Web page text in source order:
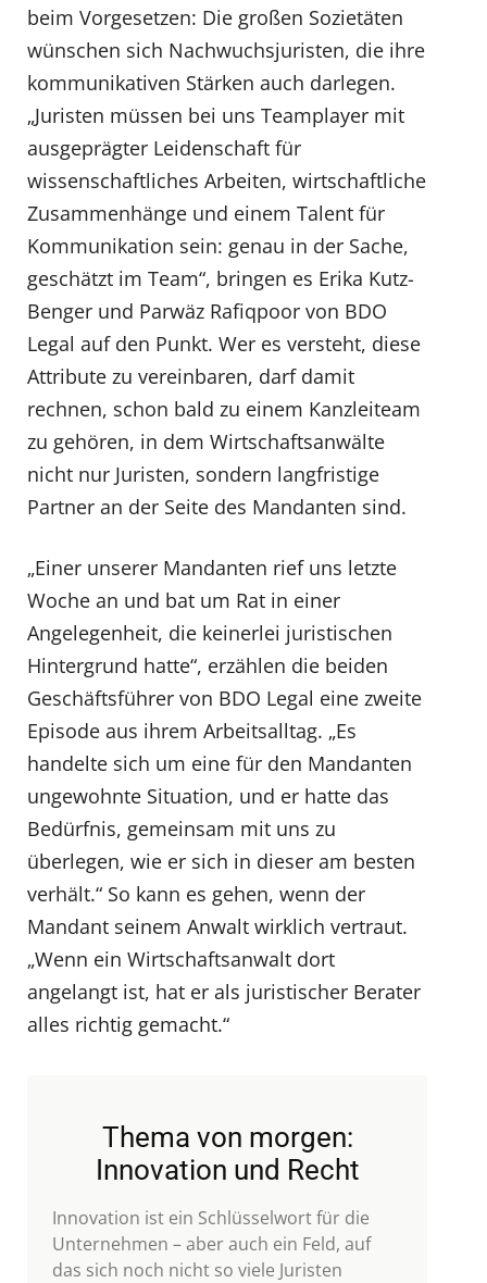
beim Vorgesetzen: Die großen Sozietäten
wünschen sich Nachwuchsjuristen, die ihre
kommunikativen Stärken auch darlegen.
„Juristen müssen bei uns Teamplayer mit
ausgeprägter Leidenschaft für
wissenschaftliches Arbeiten, wirtschaftliche
Zusammenhänge und einem Talent für
Kommunikation sein: genau in der Sache,
geschätzt im Team“, bringen es Erika Kutz-
Benger und Parwäz Rafiqpoor von BDO
Legal auf den Punkt. Wer es versteht, diese
Attribute zu vereinbaren, darf damit
rechnen, schon bald zu einem Kanzleiteam
zu gehören, in dem Wirtschaftsanwälte
nicht nur Juristen, sondern langfristige
Partner an der Seite des Mandanten sind.
„Einer unserer Mandanten rief uns letzte
Woche an und bat um Rat in einer
Angelegenheit, die keinerlei juristischen
Hintergrund hatte“, erzählen die beiden
Geschäftsführer von BDO Legal eine zweite
Episode aus ihrem Arbeitsalltag. „Es
handelte sich um eine für den Mandanten
ungewohnte Situation, und er hatte das
Bedürfnis, gemeinsam mit uns zu
überlegen, wie er sich in dieser am besten
verhält.“ So kann es gehen, wenn der
Mandant seinem Anwalt wirklich vertraut.
„Wenn ein Wirtschaftsanwalt dort
angelangt ist, hat er als juristischer Berater
alles richtig gemacht.“
Thema von morgen:
Innovation und Recht
Innovation ist ein Schlüsselwort für die
Unternehmen – aber auch ein Feld, auf
das sich noch nicht so viele Juristen